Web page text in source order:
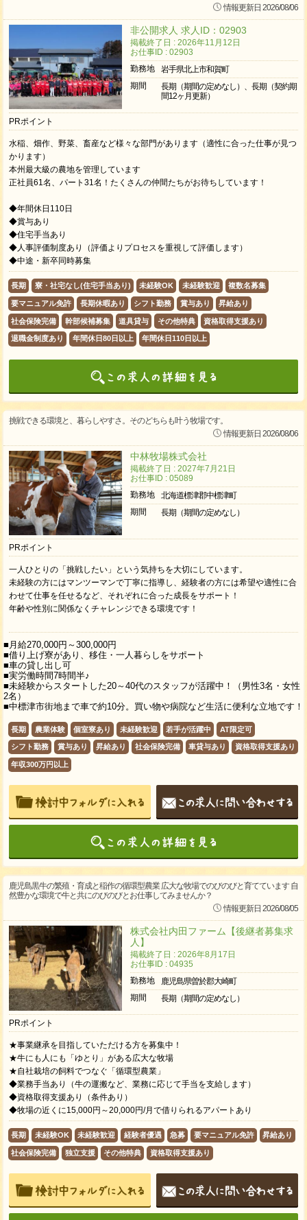
情報更新日 2026/08/06
非公開求人 求人ID：02903
掲載終了日 : 2026年11月12日
お仕事ID : 02903
勤務地
岩手県北上市和賀町
期間
長期（期間の定めなし）、長期（契約期
間12ヶ月更新）
PRポイント
水稲、畑作、野菜、畜産など様々な部門があります（適性に合った仕事が見つ
かります）
本州最大級の農地を管理しています
正社員61名、パート31名！たくさんの仲間たちがお待ちしています！
◆年間休日110日
◆賞与あり
◆住宅手当あり
◆人事評価制度あり（評価よりプロセスを重視して評価します）
◆中途・新卒同時募集
長期 寮・社宅なし(住宅手当あり) 未経験OK 未経験歓迎 複数名募集
要マニュアル免許 長期休暇あり シフト勤務 賞与あり 昇給あり
社会保険完備 幹部候補募集 道具貸与 その他特典 資格取得支援あり
退職金制度あり 年間休日80日以上 年間休日110日以上
挑戦できる環境と、暮らしやすさ。そのどちらも叶う牧場です。
情報更新日 2026/08/06
中林牧場株式会社
掲載終了日 : 2027年7月21日
お仕事ID : 05089
勤務地
北海道標津郡中標津町
期間
長期（期間の定めなし）
PRポイント
一人ひとりの「挑戦したい」という気持ちを大切にしています。
未経験の方にはマンツーマンで丁寧に指導し、経験者の方には希望や適性に合
わせて仕事を任せるなど、それぞれに合った成長をサポート！
年齢や性別に関係なくチャレンジできる環境です！
■月給270,000円～300,000円
■借り上げ寮があり、移住・一人暮らしをサポート
■車の貸し出し可
■実労働時間7時間半♪
■未経験からスタートした20～40代のスタッフが活躍中！（男性3名・女性
2名）
■中標津市街地まで車で約10分。買い物や病院など生活に便利な立地です！
長期 農業体験 個室寮あり 未経験歓迎 若手が活躍中 AT限定可
シフト勤務 賞与あり 昇給あり 社会保険完備 車貸与あり 資格取得支援あり
年収300万円以上
鹿児島黒牛の繁殖・育成と稲作の循環型農業 広大な牧場でのびのびと育てています 自
然豊かな環境で牛と共にのびのびとお仕事してみませんか？
情報更新日 2026/08/05
株式会社内田ファーム【後継者募集求
人】
掲載終了日 : 2026年8月17日
お仕事ID : 04935
勤務地
鹿児島県曽於郡大崎町
期間
長期（期間の定めなし）
PRポイント
★事業継承を目指していただける方を募集中！
★牛にも人にも「ゆとり」がある広大な牧場
★自社栽培の飼料でつなぐ「循環型農業」
◆業務手当あり（牛の運搬など、業務に応じて手当を支給します）
◆資格取得支援あり（条件あり）
◆牧場の近くに15,000円～20,000円/月で借りられるアパートあり
長期 未経験OK 未経験歓迎 経験者優遇 急募 要マニュアル免許 昇給あり
社会保険完備 独立支援 その他特典 資格取得支援あり